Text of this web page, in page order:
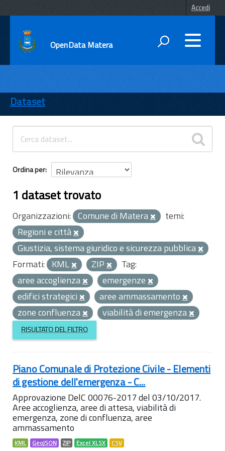
Accedi
OpenData Matera
ENTI
TEMI
INFORMAZIONI
Dataset
Ordina per
1 dataset trovato
Organizzazioni: Comune di Matera
temi:
Regioni e città
Giustizia, sistema giuridico e sicurezza pubblica
Formati: KML ZIP
Tag:
aree accoglienza
emergenze
edifici strategici
aree ammassamento
zone confluenza
viabilità di emergenza
RISULTATO DEL FILTRO
Piano Comunale di Protezione Civile - Elementi
di gestione dell'emergenza - C...
Approvazione DelC 00076-2017 del 03/10/2017.
Aree accoglienza, aree di attesa, viabilità di
emergenza, zone di confluenza, aree
ammassamento
KML GeoJSON ZIP Excel XLSX CSV